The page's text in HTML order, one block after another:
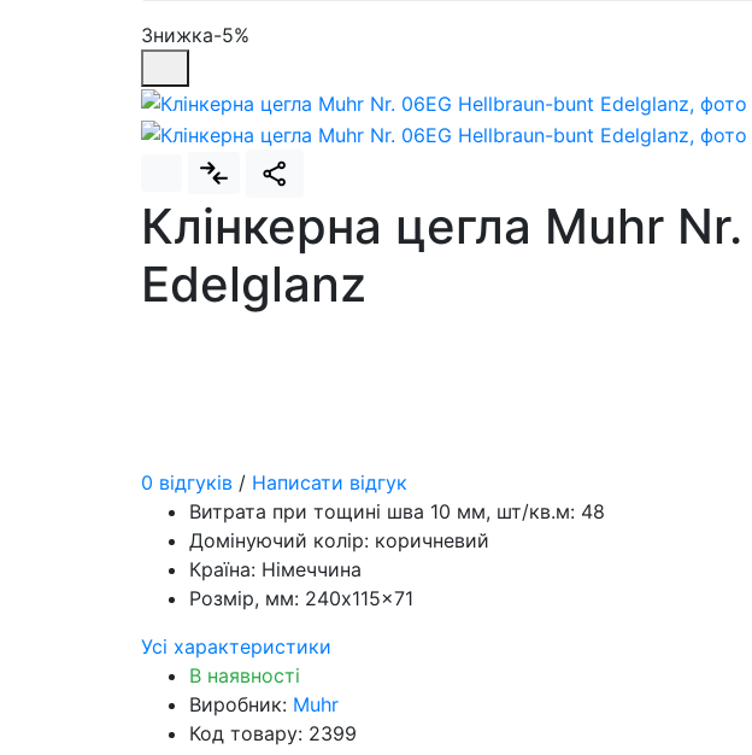
Знижка-5%
Клінкерна цегла Muhr
Edelglanz
0 відгуків / Написати відгук
Витрата при тощині шва 10 мм, шт/кв.м: 48
Домінуючий колір: коричневий
Країна: Німеччина
Розмір, мм: 240x115x71
Усі характеристики
В наявності
Виробник: Muhr
Код товару: 2399